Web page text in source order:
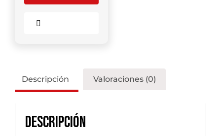
Descripción Valoraciones (0)
Descripción